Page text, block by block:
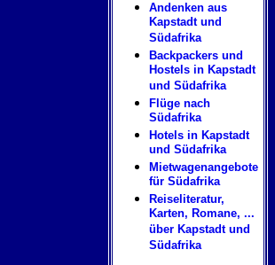
Andenken aus
Kapstadt und
Südafrika
Backpackers und
Hostels in Kapstadt
und Südafrika
Flüge nach
Südafrika
Hotels in Kapstadt
und Südafrika
Mietwagenangebote
für Südafrika
Reiseliteratur,
Karten, Romane, ...
über Kapstadt und
Südafrika